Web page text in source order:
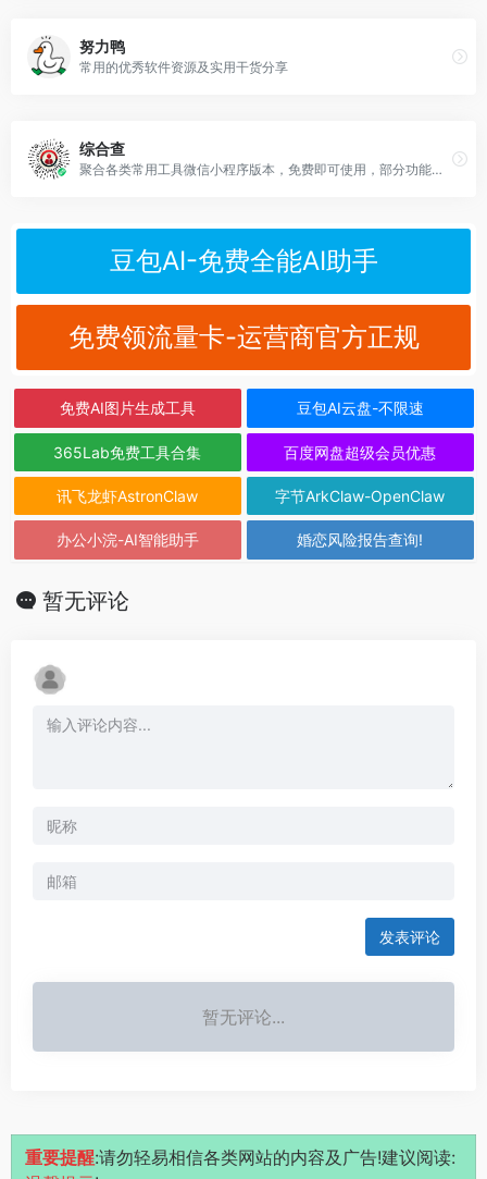
努力鸭
常用的优秀软件资源及实用干货分享
综合查
聚合各类常用工具微信小程序版本，免费即可使用，部分功能需免费获取积分后才可使用。
豆包AI-免费全能AI助手
免费领流量卡-运营商官方正规
免费AI图片生成工具 豆包AI云盘-不限速
365Lab免费工具合集 百度网盘超级会员优惠
讯飞龙虾AstronClaw 字节ArkClaw-OpenClaw
办公小浣-AI智能助手 婚恋风险报告查询!
暂无评论
发表评论
暂无评论...
重要提醒:请勿轻易相信各类网站的内容及广告!建议阅读: